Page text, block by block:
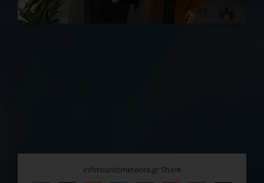
infotouristmeteora.gr Share